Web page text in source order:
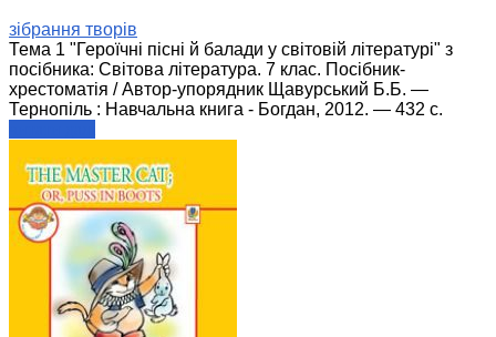
зібрання творів
Тема 1 "Героїчні пісні й балади у світовій літературі" з
посібника: Світова література. 7 клас. Посібник-
хрестоматія / Автор-упорядник Щавурський Б.Б. —
Тернопіль : Навчальна книга - Богдан, 2012. — 432 с.